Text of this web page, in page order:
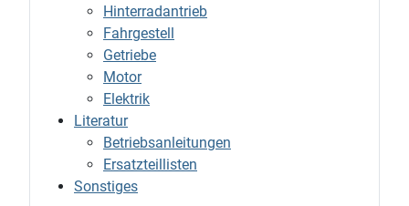
Hinterradantrieb
Fahrgestell
Getriebe
Motor
Elektrik
Literatur
Betriebsanleitungen
Ersatzteillisten
Sonstiges